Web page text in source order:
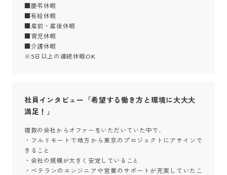
■慶弔休暇
■有給休暇
■産前・産後休暇
■育児休暇
■介護休暇
※5日以上の連続休暇OK
社員インタビュー「希望する働き方と環境に大大大
満足！」
複数の会社からオファーをいただいていた中で、
・フルリモートで地方から東京のプロジェクトにアサインで
きること
・会社の規模が大きく安定していること
・ベテランのエンジニアや営業のサポートが充実していたこ